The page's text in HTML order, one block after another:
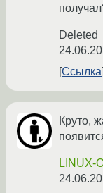
Deleted
Ссылка
Круто,
LINUX-